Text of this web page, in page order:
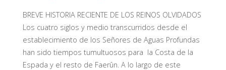
BREVE HISTORIA RECIENTE DE LOS REINOS OLVIDADOS
Los cuatro siglos y medio transcurridos desde el
establecimiento de los Señores de Aguas Profundas
han sido tiempos tumultuosos para la Costa de la
Espada y el resto de Faerûn. A lo largo de este